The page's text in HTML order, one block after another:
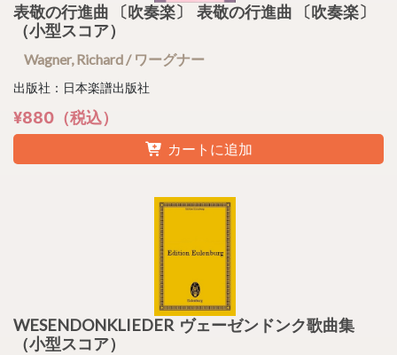
表敬の行進曲 〔吹奏楽〕 表敬の行進曲 〔吹奏楽〕
（小型スコア）
Wagner, Richard / ワーグナー
出版社：日本楽譜出版社
¥880（税込）
カートに追加
WESENDONKLIEDER ヴェーゼンドンク歌曲集
（小型スコア）